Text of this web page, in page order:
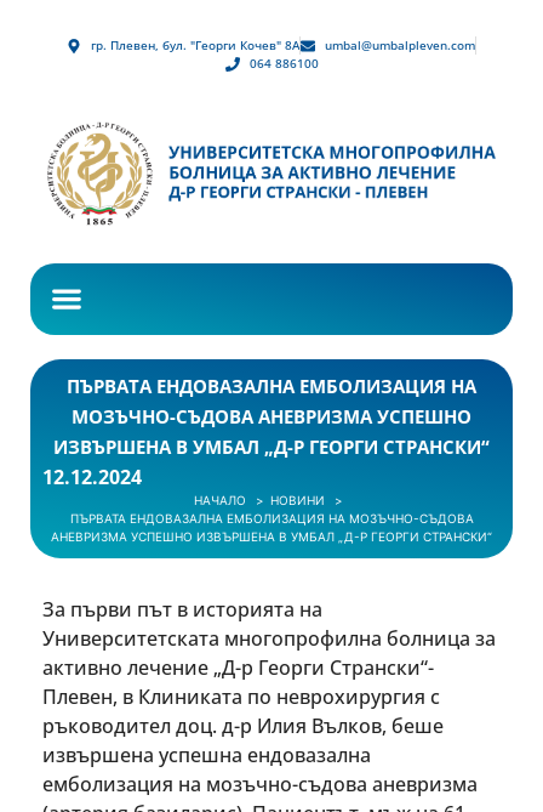
гр. Плевен, бул. "Георги Кочев" 8А
umbal@umbalpleven.com
064 886100
ПЪРВАТА ЕНДОВАЗАЛНА ЕМБОЛИЗАЦИЯ НА
МОЗЪЧНО-СЪДОВА АНЕВРИЗМА УСПЕШНО
ИЗВЪРШЕНА В УМБАЛ „Д-Р ГЕОРГИ СТРАНСКИ“
12.12.2024
НАЧАЛО
НОВИНИ
ПЪРВАТА ЕНДОВАЗАЛНА ЕМБОЛИЗАЦИЯ НА МОЗЪЧНО-СЪДОВА
АНЕВРИЗМА УСПЕШНО ИЗВЪРШЕНА В УМБАЛ „Д-Р ГЕОРГИ СТРАНСКИ“
За първи път в историята на
Университетската многопрофилна болница за
активно лечение „Д-р Георги Странски“-
Плевен, в Клиниката по неврохирургия с
ръководител доц. д-р Илия Вълков, беше
извършена успешна ендовазална
емболизация на мозъчно-съдова аневризма